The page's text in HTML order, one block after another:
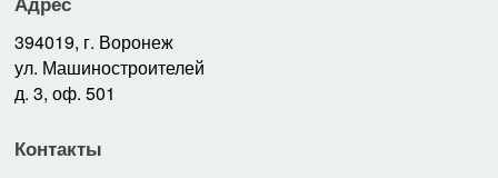
394019, г. Воронеж
ул. Машиностроителей
д. 3, оф. 501
Контакты